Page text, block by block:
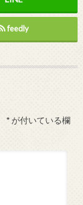
feedly
*が付いている欄